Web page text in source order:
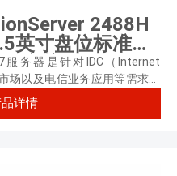
2488H
英寸盘位标准配
金牌6416H
丨64GB内存丨可
丨可选网卡丨
质保）
服务器是针对IDC（Internet
场以及电信业务应用等需求，
服务器。
详情